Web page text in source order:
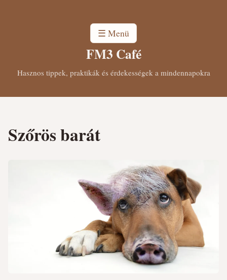
☰ Menü
FM3 Café
Hasznos tippek, praktikák és érdekességek a mindennapokra
Szőrös barát